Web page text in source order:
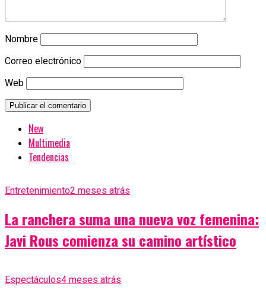
Nombre
Correo electrónico
Web
New
Multimedia
Tendencias
Entretenimiento2 meses atrás
La ranchera suma una nueva voz femenina:
Javi Rous comienza su camino artístico
Espectáculos4 meses atrás